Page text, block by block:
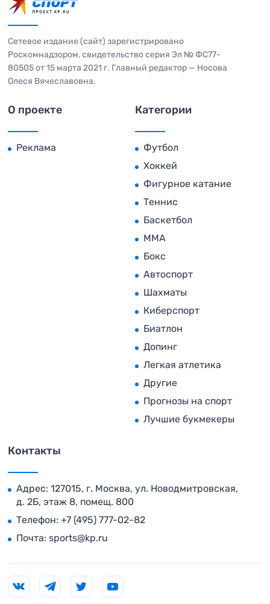
Сетевое издание (сайт) зарегистрировано
Роскомнадзором, свидетельство серия Эл № ФС77-
80505 от 15 марта 2021 г. Главный редактор — Носова
Олеся Вячеславовна.
О проекте
Реклама
Категории
Футбол
Хоккей
Фигурное катание
Теннис
Баскетбол
MMA
Бокс
Автоспорт
Шахматы
Киберспорт
Биатлон
Допинг
Легкая атлетика
Другие
Прогнозы на спорт
Лучшие букмекеры
Контакты
Адрес: 127015, г. Москва, ул. Новодмитровская,
д. 2Б, этаж 8, помещ. 800
Телефон: +7 (495) 777-02-82
Почта: sports@kp.ru